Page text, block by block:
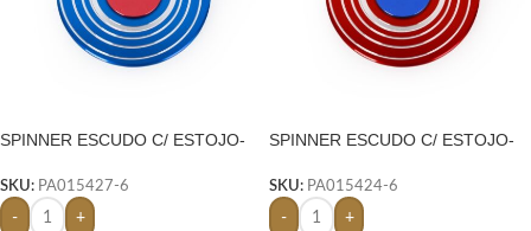
SPINNER ESCUDO C/ ESTOJO-
SKU: PA015427-6
- +
SPINNER ESCUDO C/ ESTOJO-
SKU: PA015424-6
- +